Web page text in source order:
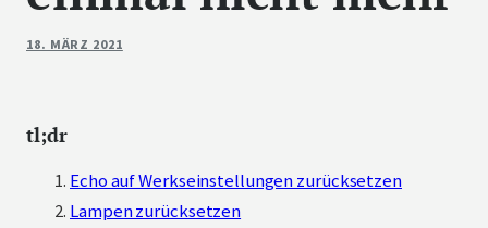
18. MÄRZ 2021
tl;dr
Echo auf Werkseinstellungen zurücksetzen
Lampen zurücksetzen